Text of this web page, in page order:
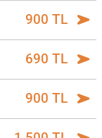
900 TL
690 TL
900 TL